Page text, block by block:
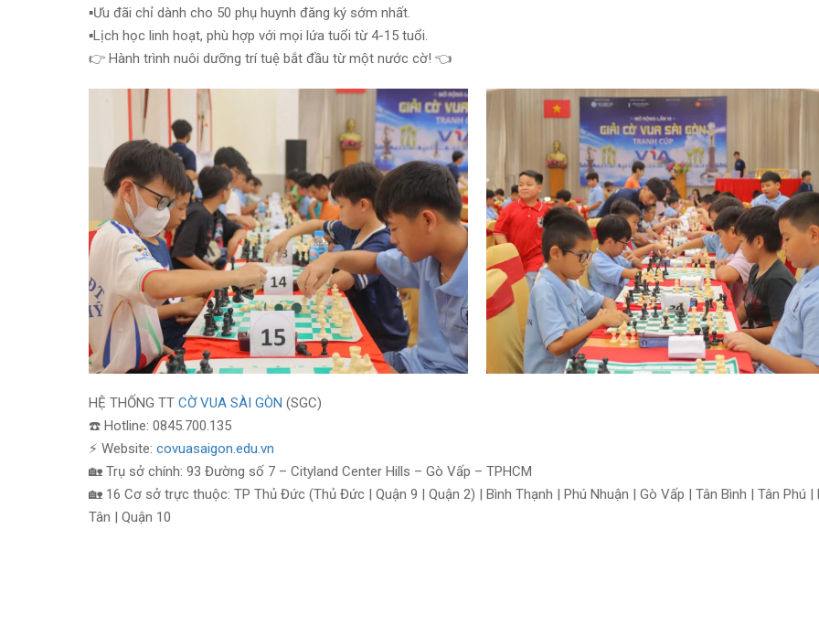
▪️Ưu đãi chỉ dành cho 50 phụ huynh đăng ký sớm nhất.
▪️Lịch học linh hoạt, phù hợp với mọi lứa tuổi từ 4-15 tuổi.
👉 Hành trình nuôi dưỡng trí tuệ bắt đầu từ một nước cờ! 👈
HỆ THỐNG TT CỜ VUA SÀI GÒN (SGC)
☎️ Hotline: 0845.700.135
⚡ Website: covuasaigon.edu.vn
🏡 Trụ sở chính: 93 Đường số 7 – Cityland Center Hills – Gò Vấp – TPHCM
🏡 16 Cơ sở trực thuộc: TP Thủ Đức (Thủ Đức | Quận 9 | Quận 2) | Bình Thạnh | Phú Nhuận | Gò Vấp | Tân Bình | Tân Phú |
Tân | Quận 10